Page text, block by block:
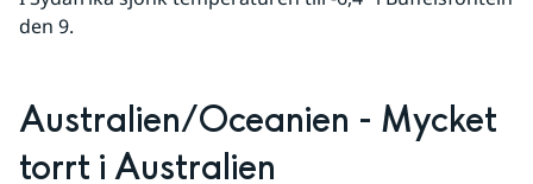
den 9.
Australien/Oceanien - Mycket
torrt i Australien